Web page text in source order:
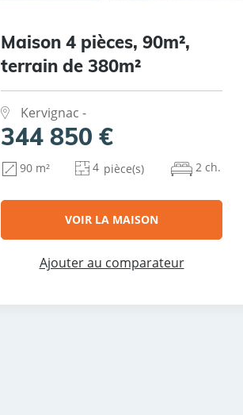
Maison 4 pièces, 90m²,
terrain de 380m²
Kervignac -
344 850 €
90 m² 4 pièce(s) 2 ch.
VOIR LA MAISON
Ajouter au comparateur